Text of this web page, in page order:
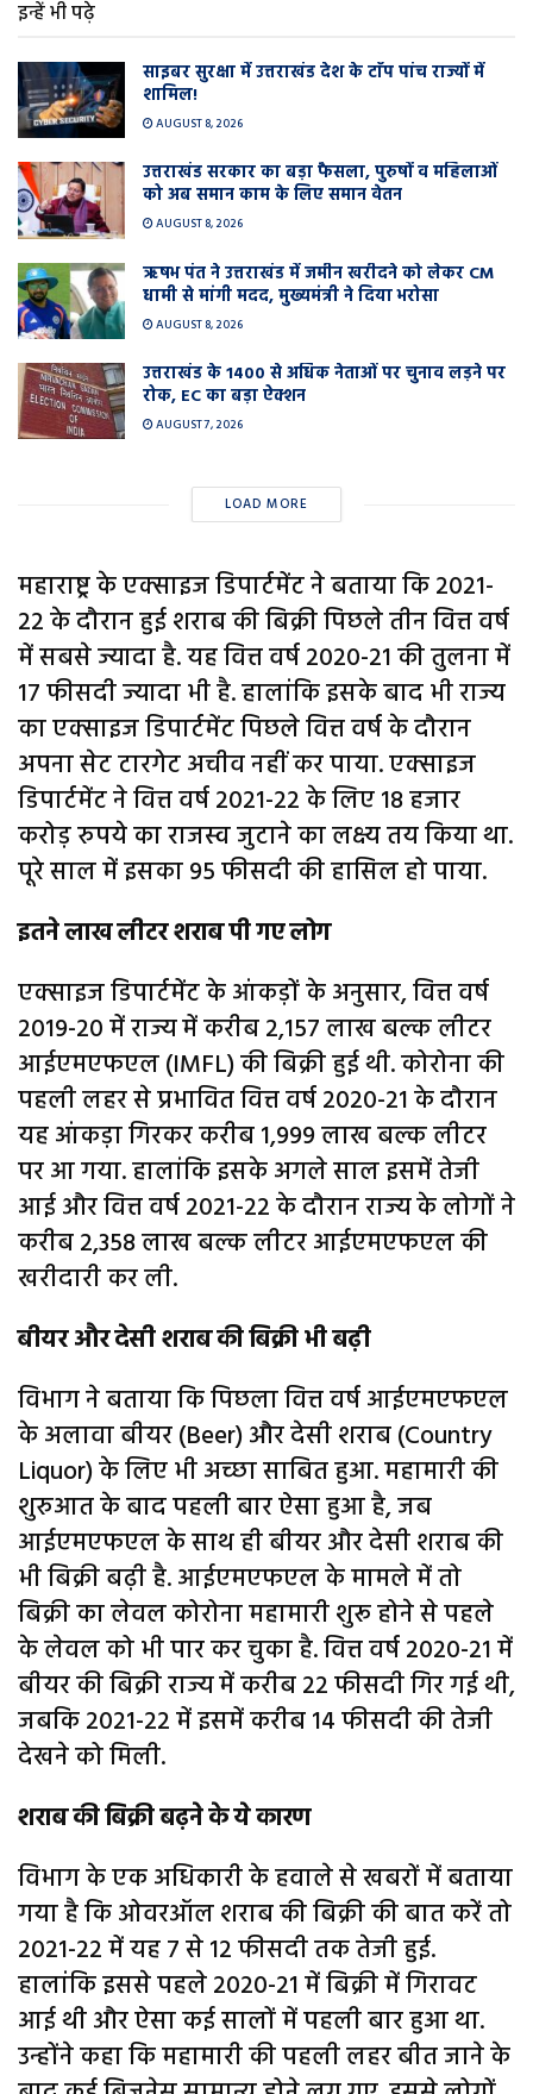
इन्हें भी पढ़े
साइबर सुरक्षा में उत्तराखंड देश के टाॅप पांच राज्यों में
शामिल!
AUGUST 8, 2026
उत्तराखंड सरकार का बड़ा फैसला, पुरुषों व महिलाओं
को अब समान काम के लिए समान वेतन
AUGUST 8, 2026
ऋषभ पंत ने उत्तराखंड में जमीन खरीदने को लेकर CM
धामी से मांगी मदद, मुख्यमंत्री ने दिया भरोसा
AUGUST 8, 2026
उत्तराखंड के 1400 से अधिक नेताओं पर चुनाव लड़ने पर
रोक, EC का बड़ा ऐक्शन
AUGUST 7, 2026
LOAD MORE
महाराष्ट्र के एक्साइज डिपार्टमेंट ने बताया कि 2021-
22 के दौरान हुई शराब की बिक्री पिछले तीन वित्त वर्ष
में सबसे ज्यादा है. यह वित्त वर्ष 2020-21 की तुलना में
17 फीसदी ज्यादा भी है. हालांकि इसके बाद भी राज्य
का एक्साइज डिपार्टमेंट पिछले वित्त वर्ष के दौरान
अपना सेट टारगेट अचीव नहीं कर पाया. एक्साइज
डिपार्टमेंट ने वित्त वर्ष 2021-22 के लिए 18 हजार
करोड़ रुपये का राजस्व जुटाने का लक्ष्य तय किया था.
पूरे साल में इसका 95 फीसदी की हासिल हो पाया.
इतने लाख लीटर शराब पी गए लोग
एक्साइज डिपार्टमेंट के आंकड़ों के अनुसार, वित्त वर्ष
2019-20 में राज्य में करीब 2,157 लाख बल्क लीटर
आईएमएफएल (IMFL) की बिक्री हुई थी. कोरोना की
पहली लहर से प्रभावित वित्त वर्ष 2020-21 के दौरान
यह आंकड़ा गिरकर करीब 1,999 लाख बल्क लीटर
पर आ गया. हालांकि इसके अगले साल इसमें तेजी
आई और वित्त वर्ष 2021-22 के दौरान राज्य के लोगों ने
करीब 2,358 लाख बल्क लीटर आईएमएफएल की
खरीदारी कर ली.
बीयर और देसी शराब की बिक्री भी बढ़ी
विभाग ने बताया कि पिछला वित्त वर्ष आईएमएफएल
के अलावा बीयर (Beer) और देसी शराब (Country
Liquor) के लिए भी अच्छा साबित हुआ. महामारी की
शुरुआत के बाद पहली बार ऐसा हुआ है, जब
आईएमएफएल के साथ ही बीयर और देसी शराब की
भी बिक्री बढ़ी है. आईएमएफएल के मामले में तो
बिक्री का लेवल कोरोना महामारी शुरू होने से पहले
के लेवल को भी पार कर चुका है. वित्त वर्ष 2020-21 में
बीयर की बिक्री राज्य में करीब 22 फीसदी गिर गई थी,
जबकि 2021-22 में इसमें करीब 14 फीसदी की तेजी
देखने को मिली.
शराब की बिक्री बढ़ने के ये कारण
विभाग के एक अधिकारी के हवाले से खबरों में बताया
गया है कि ओवरऑल शराब की बिक्री की बात करें तो
2021-22 में यह 7 से 12 फीसदी तक तेजी हुई.
हालांकि इससे पहले 2020-21 में बिक्री में गिरावट
आई थी और ऐसा कई सालों में पहली बार हुआ था.
उन्होंने कहा कि महामारी की पहली लहर बीत जाने के